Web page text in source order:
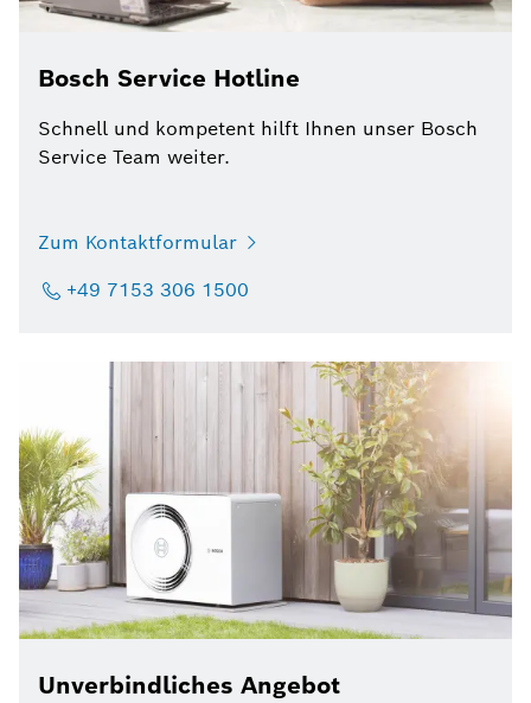
Bosch Service Hotline
Schnell und kompetent hilft Ihnen unser Bosch
Service Team weiter.
Zum Kontaktformular
+49 7153 306 1500
Unverbindliches Angebot